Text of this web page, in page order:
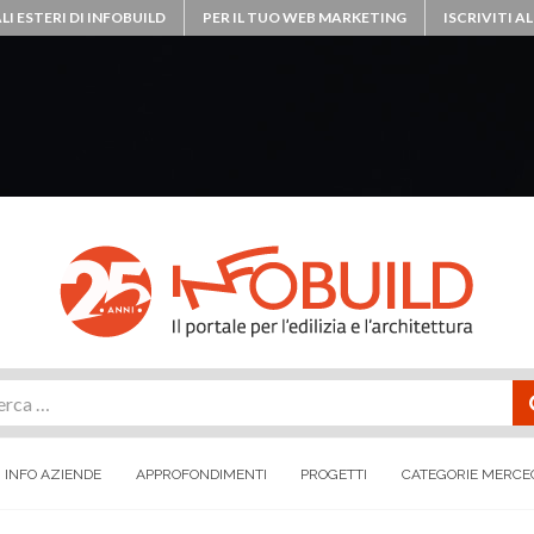
ESTERI DI INFOBUILD PER IL TUO WEB MARKETING ISCRIVITI
INFO AZIENDE APPROFONDIMENTI PROGETTI CATEGORIE